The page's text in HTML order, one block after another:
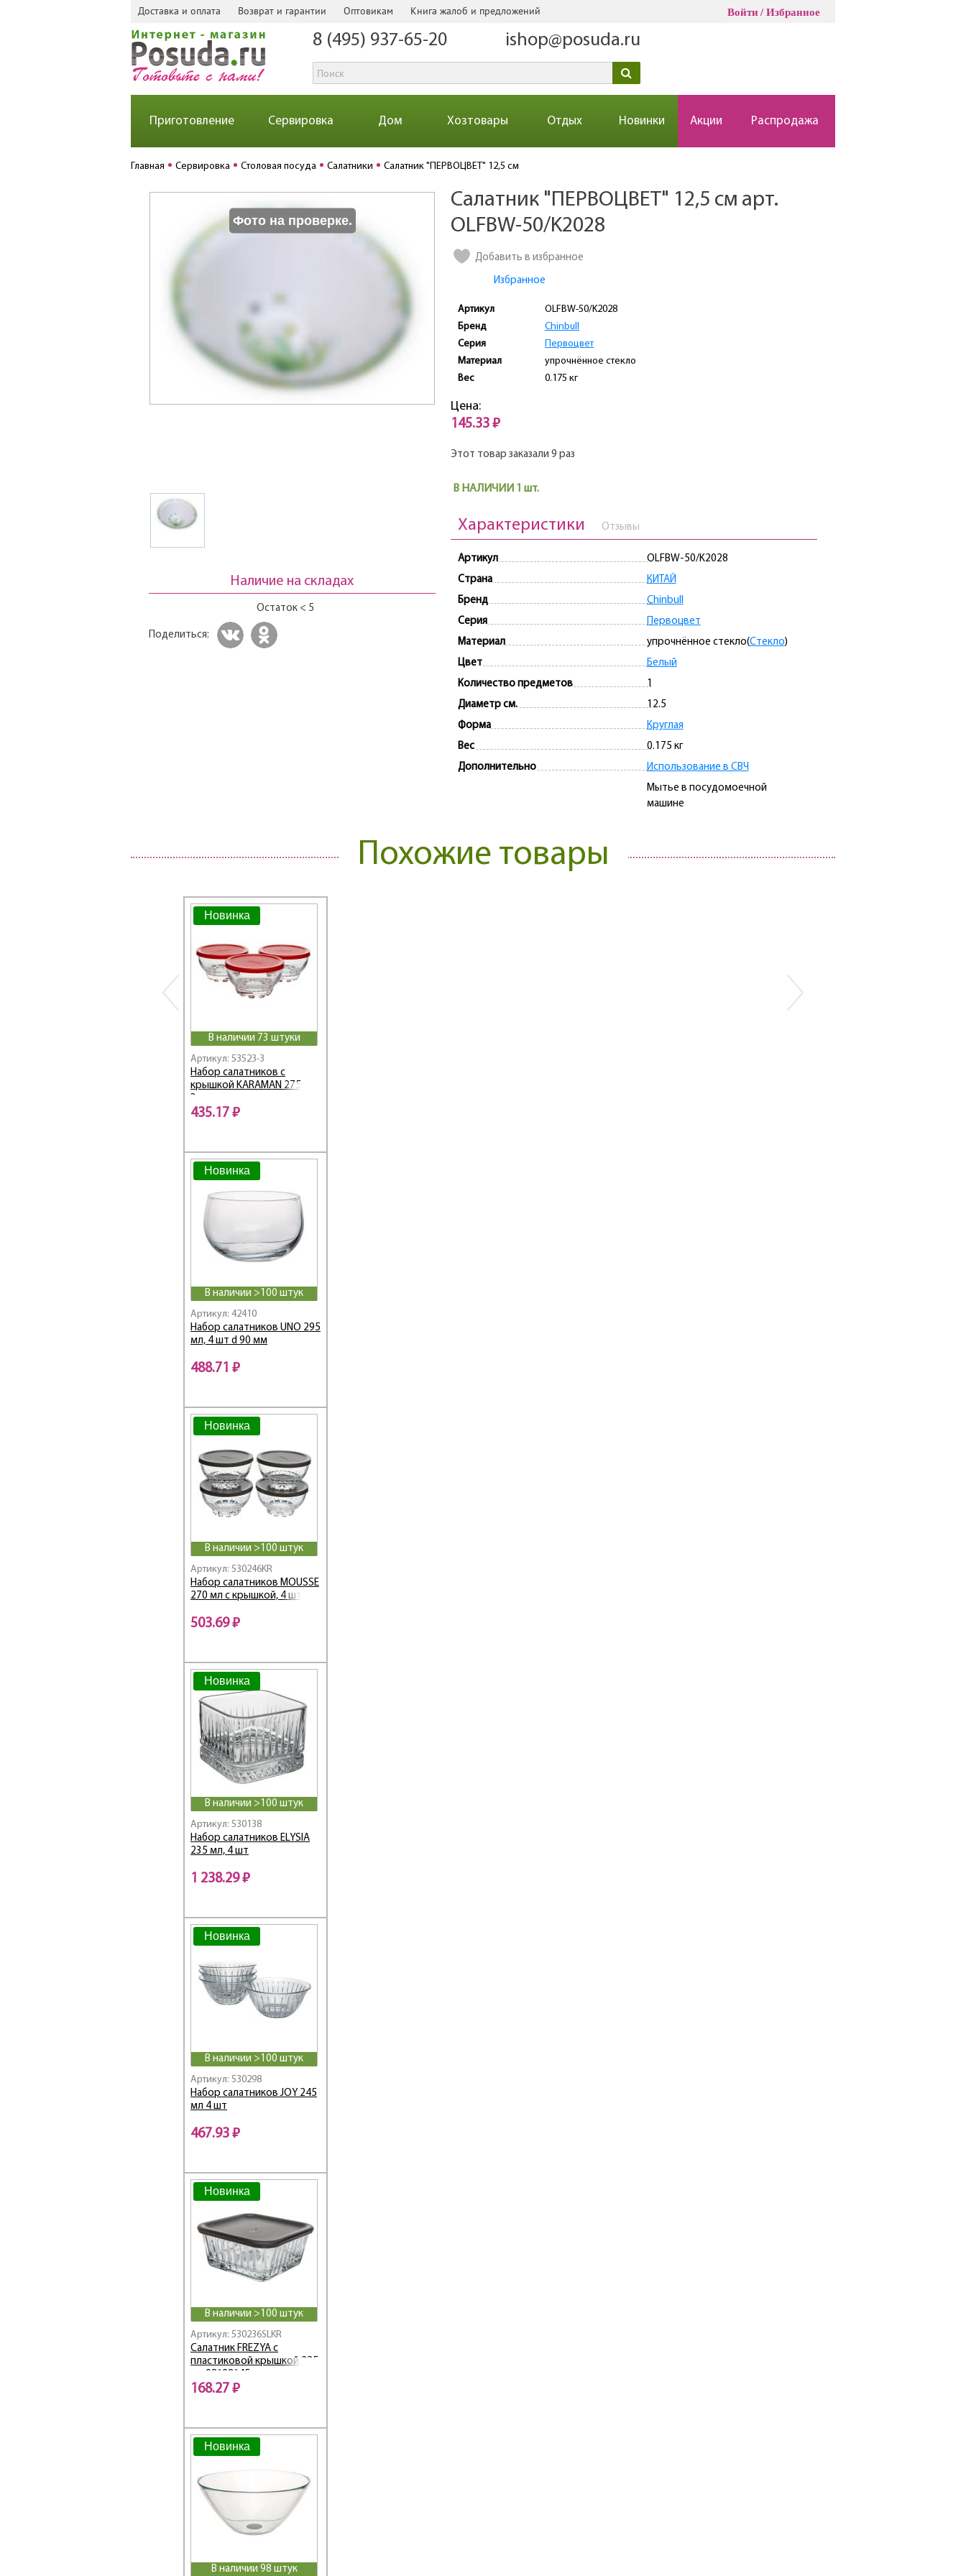
Доставка и оплата Возврат и гарантии Оптовикам Книга жалоб и предложений Войти Избранное
8 (495) 937-65-20 ishop@posuda.ru
Приготовление Сервировка Дом Хозтовары Отдых Новинки Акции Распродажа
Главная Сервировка Столовая посуда Салатники Салатник "ПЕРВОЦВЕТ" 12,5 см
Фото на проверке.
Наличие на складах
Остаток < 5
Поделиться:
Салатник "ПЕРВОЦВЕТ" 12,5 см арт.
OLFBW-50/K2028
Добавить в избранное
Избранное
Артикул
OLFBW-50/K2028
Бренд
Chinbull
Серия
Первоцвет
Материал
упрочнённое стекло
Вес
0.175 кг
Цена:
145.33 ₽
Этот товар заказали 9 раз
В НАЛИЧИИ 1 шт.
Характеристики Отзывы
Артикул
OLFBW-50/K2028
Страна
КИТАЙ
Бренд
Chinbull
Серия
Первоцвет
Материал
упрочнённое стекло(Стекло)
Цвет
Белый
Количество предметов
1
Диаметр см.
12.5
Форма
Круглая
Вес
0.175 кг
Дополнительно
Использование в СВЧ
Мытье в посудомоечной
машине
Количество
Похожие товары
Новинка
В наличии 73 штуки
Артикул: 53523-3
Набор салатников с
крышкой KARAMAN 275 мл
435.17 ₽
Новинка
В наличии >100 штук
Артикул: 42410
Набор салатников UNO 295
мл, 4 шт d 90 мм
488.71 ₽
Новинка
В наличии >100 штук
Артикул: 530246KR
Набор салатников MOUSSE
270 мл с крышкой, 4 шт
503.69 ₽
Новинка
В наличии >100 штук
Артикул: 530138
Набор салатников ELYSIA
235 мл, 4 шт
1 238.29 ₽
Новинка
В наличии >100 штук
Артикул: 530298
Набор салатников JOY 245
мл 4 шт
467.93 ₽
Новинка
В наличии >100 штук
Артикул: 530236SLKR
Салатник FREZYA с
пластиковой крышкой 225
168.27 ₽
Новинка
В наличии 98 штук